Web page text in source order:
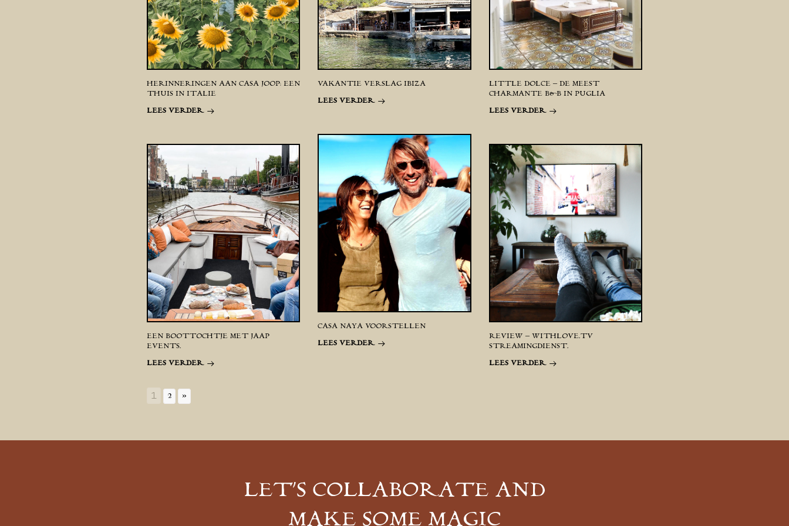
1 2 »
HERINNERINGEN AAN CASA JOOP: EEN
THUIS IN ITALIË
LEES VERDER
VAKANTIE VERSLAG IBIZA
LEES VERDER
LITTLE DOLCE – DE MEEST
CHARMANTE B&B IN PUGLIA
LEES VERDER
CASA NAYA VOORSTELLEN
LEES VERDER
EEN BOOTTOCHTJE MET JAAP
EVENTS.
LEES VERDER
REVIEW – WITHLOVE.TV
STREAMINGDIENST.
LEES VERDER
LET’S COLLABORATE AND
MAKE SOME MAGIC